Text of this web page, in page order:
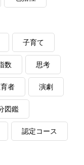
子育て
数 思考
者 演劇
図鑑
認定コース